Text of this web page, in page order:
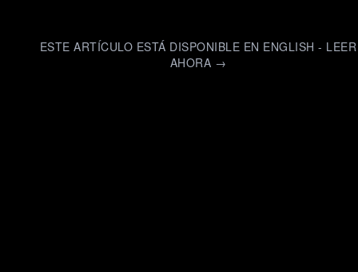
ESTE ARTÍCULO ESTÁ DISPONIBLE EN ENGLISH - LEER
AHORA →